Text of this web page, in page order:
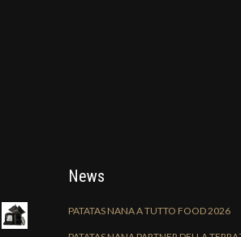
News
PATATAS NANA A TUTTO FOOD 2026